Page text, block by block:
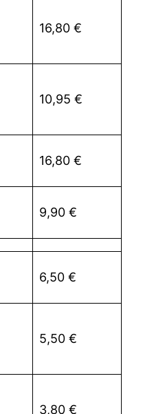
16,80 €
10,95 €
16,80 €
9,90 €
6,50 €
5,50 €
3,80 €